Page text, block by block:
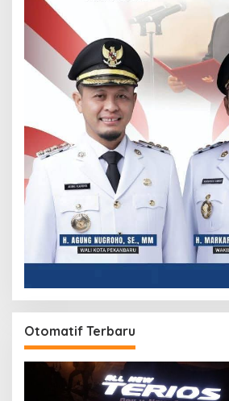
Otomatif Terbaru